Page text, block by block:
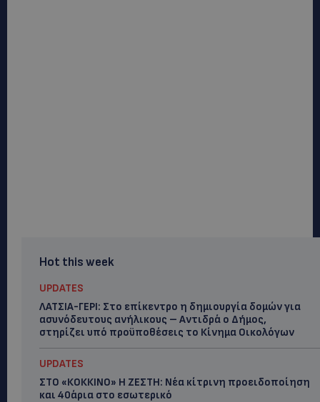
Hot this week
UPDATES
ΛΑΤΣΙΑ-ΓΕΡΙ: Στο επίκεντρο η δημιουργία δομών για
ασυνόδευτους ανήλικους – Αντιδρά ο Δήμος,
στηρίζει υπό προϋποθέσεις το Κίνημα Οικολόγων
UPDATES
ΣΤΟ «ΚΟΚΚΙΝΟ» Η ΖΕΣΤΗ: Νέα κίτρινη προειδοποίηση
και 40άρια στο εσωτερικό